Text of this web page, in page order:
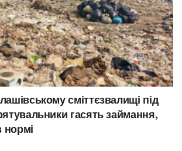
сміттєзвалищі під
гасять займання,
нормі